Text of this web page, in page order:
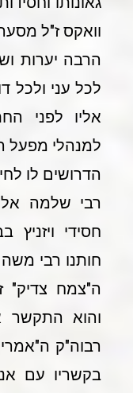
וואקס ז"ל
הרבה יערות
לכל עני ולכל
אליו לפני
למנהלי מפעל
הדרושים לו
רבי שלמה
חסידי ויזניץ
חותנו רבי
ה"צמח צדיק"
והוא התקשר
רבוה"ק
בקשריו עם